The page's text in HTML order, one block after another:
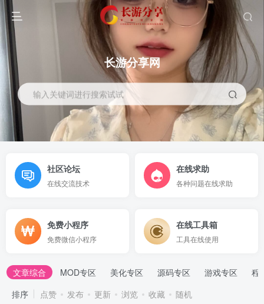
长游分享网
输入关键词进行搜索试试
社区论坛
在线交流技术
在线求助
各种问题在线求助
免费小程序
免费微信小程序
在线工具箱
工具在线使用
文章综合 MOD专区 美化专区 源码专区 游戏专区
程
排序
点赞 发布 更新 浏览 收藏 随机